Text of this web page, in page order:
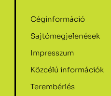
Céginformáció
Sajtómegjelenések
Impresszum
Közcélú információk
Terembérlés